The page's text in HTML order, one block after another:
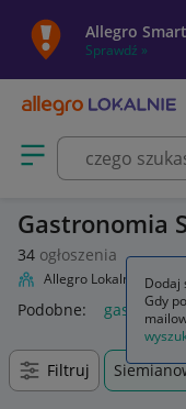
Allegro
Sprawdź »
Otwórz menu z
Gastronomia
34 ogłoszenia
Allegro Lokalnie
Podobne:
Filtruj
Dodaj
Gdy